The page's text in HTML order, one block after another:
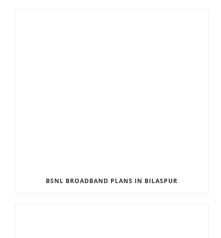
BSNL BROADBAND PLANS IN BILASPUR